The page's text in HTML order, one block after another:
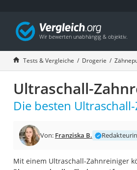
Tests & Vergleiche Drogerie
Ultraschall-
Die besten
Von: Franziska B. Redakteurin
Mit einem Ultraschall-Zahnreiniger